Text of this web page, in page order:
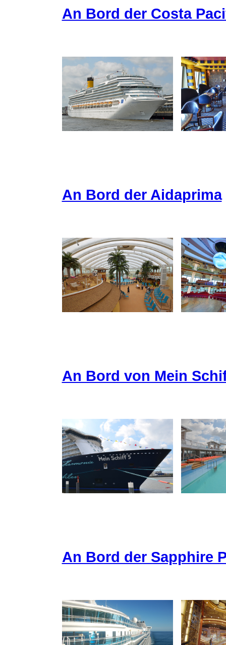
An Bord der Costa
An Bord der Aidaprima
An Bord von Mein
An Bord der Sapphire